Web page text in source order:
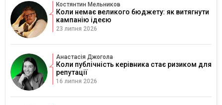
Костянтин Мельников
Коли немає великого бюджету: як витягнути
кампанію ідеєю
23 липня 2026
Анастасія Джогола
Коли публічність керівника стає ризиком для
репутації
16 липня 2026